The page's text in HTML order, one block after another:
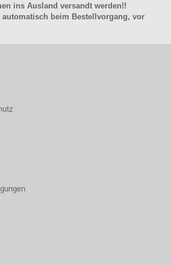
ins Ausland versandt werden!!
beim Bestellvorgang, vor